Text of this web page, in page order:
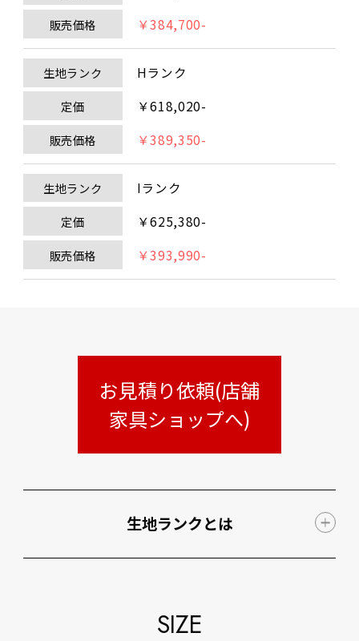
販売価格 ￥384,700-
生地ランク Hランク
定価 ￥618,020-
販売価格 ￥389,350-
生地ランク Iランク
定価 ￥625,380-
販売価格 ￥393,990-
お見積り依頼(店舗
家具ショップへ)
生地ランクとは
SIZE